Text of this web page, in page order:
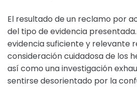
El resultado de un reclamo por
del tipo de evidencia
evidencia suficiente y relevante
consideración cuidadosa de los
así como una investigación
sentirse desorientado por la